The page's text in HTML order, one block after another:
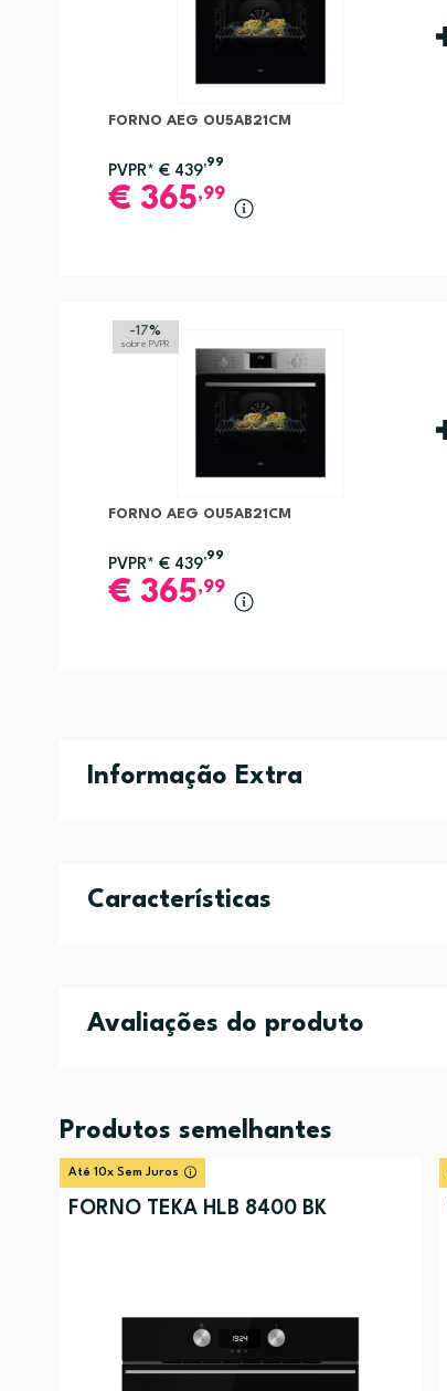
FORNO AEG OU5AB21CM
PVPR* € 439
,99
€ 365,99
-17%
sobre PVPR
FORNO AEG OU5AB21CM
PVPR* € 439
,99
€ 365,99
Informação Extra
Características
Avaliações do produto
Produtos semelhantes
Até 10x Sem Juros
FORNO TEKA HLB 8400 BK